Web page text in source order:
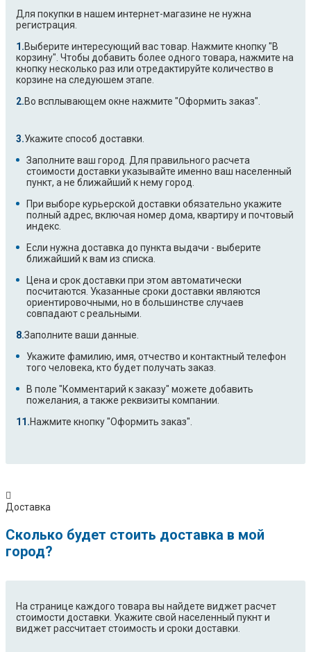
Для покупки в нашем интернет-магазине не нужна
регистрация.
Выберите интересующий вас товар. Нажмите кнопку "В
корзину". Чтобы добавить более одного товара, нажмите на
кнопку несколько раз или отредактируйте количество в
корзине на следуюшем этапе.
Во всплывающем окне нажмите "Оформить заказ".
Укажите способ доставки.
Заполните ваш город. Для правильного расчета
стоимости доставки указывайте именно ваш населенный
пункт, а не ближайший к нему город.
При выборе курьерской доставки обязательно укажите
полный адрес, включая номер дома, квартиру и почтовый
индекс.
Если нужна доставка до пункта выдачи - выберите
ближайший к вам из списка.
Цена и срок доставки при этом автоматически
посчитаются. Указанные сроки доставки являются
ориентировочными, но в большинстве случаев
совпадают с реальными.
Заполните ваши данные.
Укажите фамилию, имя, отчество и контактный телефон
того человека, кто будет получать заказ.
В поле "Комментарий к заказу" можете добавить
пожелания, а также реквизиты компании.
Нажмите кнопку "Оформить заказ".
Доставка
Сколько будет стоить доставка в мой
город?
На странице каждого товара вы найдете виджет расчет
стоимости доставки. Укажите свой населенный пукнт и
виджет рассчитает стоимость и сроки доставки.